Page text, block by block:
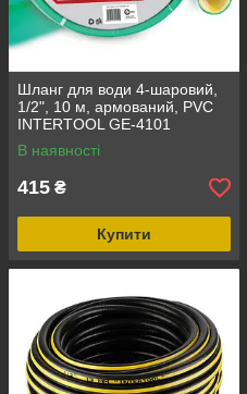
Шланг для води 4-шаровий,
1/2", 10 м, армований, PVC
INTERTOOL GE-4101
В наявності
415 ₴
Купити